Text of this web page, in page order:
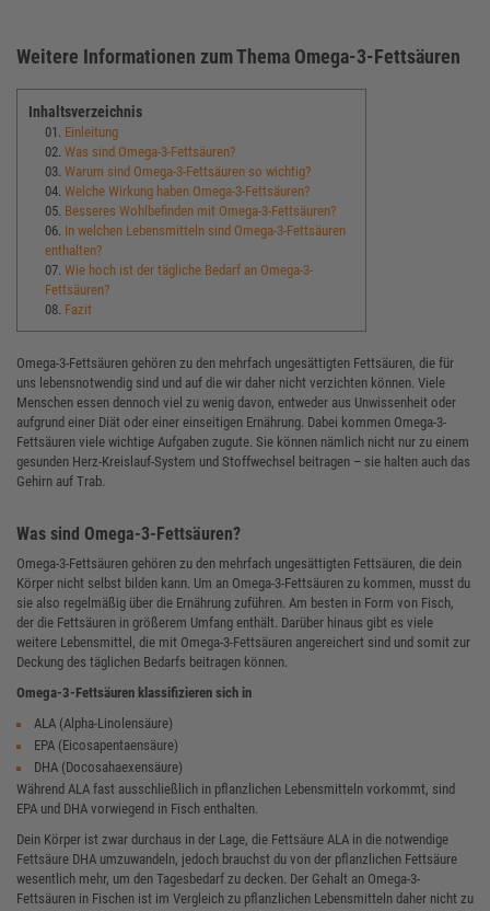
Weitere Informationen zum Thema Omega-3-Fettsäuren
Inhaltsverzeichnis
01. Einleitung
02. Was sind Omega-3-Fettsäuren?
03. Warum sind Omega-3-Fettsäuren so wichtig?
04. Welche Wirkung haben Omega-3-Fettsäuren?
05. Besseres Wohlbefinden mit Omega-3-Fettsäuren?
06. In welchen Lebensmitteln sind Omega-3-Fettsäuren
enthalten?
07. Wie hoch ist der tägliche Bedarf an Omega-3-
Fettsäuren?
08. Fazit
Omega-3-Fettsäuren gehören zu den mehrfach ungesättigten Fettsäuren, die für
uns lebensnotwendig sind und auf die wir daher nicht verzichten können. Viele
Menschen essen dennoch viel zu wenig davon, entweder aus Unwissenheit oder
aufgrund einer Diät oder einer einseitigen Ernährung. Dabei kommen Omega-3-
Fettsäuren viele wichtige Aufgaben zugute. Sie können nämlich nicht nur zu einem
gesunden Herz-Kreislauf-System und Stoffwechsel beitragen – sie halten auch das
Gehirn auf Trab.
Was sind Omega-3-Fettsäuren?
Omega-3-Fettsäuren gehören zu den mehrfach ungesättigten Fettsäuren, die dein
Körper nicht selbst bilden kann. Um an Omega-3-Fettsäuren zu kommen, musst du
sie also regelmäßig über die Ernährung zuführen. Am besten in Form von Fisch,
der die Fettsäuren in größerem Umfang enthält. Darüber hinaus gibt es viele
weitere Lebensmittel, die mit Omega-3-Fettsäuren angereichert sind und somit zur
Deckung des täglichen Bedarfs beitragen können.
Omega-3-Fettsäuren klassifizieren sich in
ALA (Alpha-Linolensäure)
EPA (Eicosapentaensäure)
DHA (Docosahaexensäure)
Während ALA fast ausschließlich in pflanzlichen Lebensmitteln vorkommt, sind
EPA und DHA vorwiegend in Fisch enthalten.
Dein Körper ist zwar durchaus in der Lage, die Fettsäure ALA in die notwendige
Fettsäure DHA umzuwandeln, jedoch brauchst du von der pflanzlichen Fettsäure
wesentlich mehr, um den Tagesbedarf zu decken. Der Gehalt an Omega-3-
Fettsäuren in Fischen ist im Vergleich zu pflanzlichen Lebensmitteln daher nicht zu